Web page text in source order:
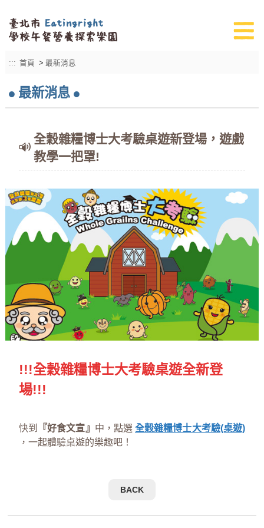
::: 首頁 > 最新消息
最新消息
全穀雜糧博士大考驗桌遊新登場，遊戲
教學一把罩!
!!!全穀雜糧博士大考驗桌遊全新登
場!!!
快到 『好食文宣』 中，點選全穀雜糧博士大考驗(桌遊)
，一起體驗桌遊的樂趣吧！
BACK